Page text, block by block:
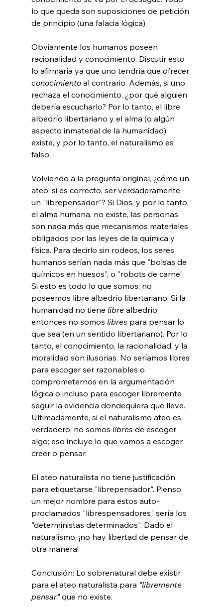
lo que queda son suposiciones de petición
de principio (una falacia lógica).
Obviamente los humanos poseen
racionalidad y conocimiento. Discutir esto
lo afirmaría ya que uno tendría que ofrecer
conocimiento al contrario. Además, si uno
rechaza el conocimiento, ¿por qué alguien
debería escucharlo? Por lo tanto, el libre
albedrío libertariano y el alma (o algún
aspecto inmaterial de la humanidad)
existe, y por lo tanto, el naturalismo es
falso.
Volviendo a la pregunta original, ¿cómo un
ateo, si es correcto, ser verdaderamente
un "librepensador"? Si Dios, y por lo tanto,
el alma humana, no existe, las personas
son nada más que mecanismos materiales
obligados por las leyes de la química y
física. Para decirlo sin rodeos, los seres
humanos serían nada más que "bolsas de
químicos en huesos", o "robots de carne".
Si esto es todo lo que somos, no
poseemos libre albedrío libertariano. Si la
humanidad no tiene libre albedrío,
entonces no somos libres para pensar lo
que sea (en un sentido libertariano). Por lo
tanto, el conocimiento, la racionalidad, y la
moralidad son ilusorias. No seríamos libres
para escoger ser razonables o
comprometernos en la argumentación
lógica o incluso para escoger libremente
seguir la evidencia dondequiera que lleve.
Ultimadamente, si el naturalismo ateo es
verdadero, no somos libres de escoger
algo; eso incluye lo que vamos a escoger
creer o pensar.
El ateo naturalista no tiene justificación
para etiquetarse "librepensador". Pienso
un mejor nombre para estos auto-
proclamados "librespensadores" sería los
"deterministas determinados". Dado el
naturalismo, ¡no hay libertad de pensar de
otra manera!
Conclusión: Lo sobrenatural debe existir
para el ateo naturalista para "libremente
pensar" que no existe.